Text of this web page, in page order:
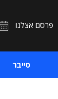
פרסם אצלנו
סייבר